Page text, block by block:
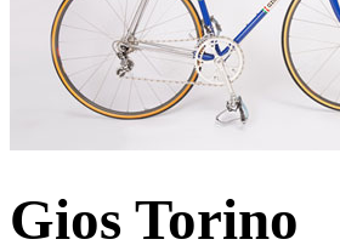
Gios Torino